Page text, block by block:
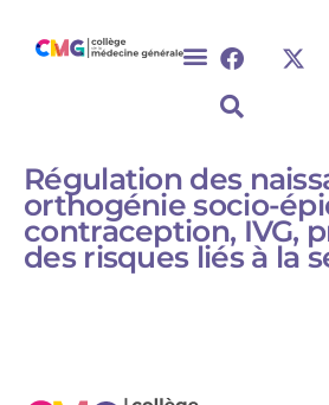
Régulation des
orthogénie socio-
contraception, IVG,
des risques liés à la